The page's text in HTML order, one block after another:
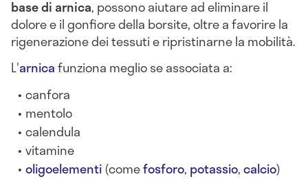
base diarnica, possono aiutare ad eliminare il
dolore e il gonfiore della borsite, oltre a favorire la
rigenerazione dei tessuti e ripristinarne la mobilità.
L'arnicafunziona meglio se associata a:
canfora
mentolo
calendula
vitamine
oligoelementi(comefosforo, potassio,calcio)